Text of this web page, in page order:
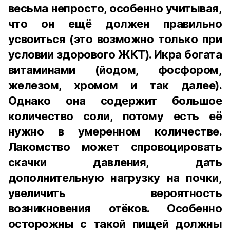
весьма непросто, особенно учитывая,
что он ещё должен правильно
усвоиться (это возможно только при
условии здорового ЖКТ). Икра богата
витаминами (йодом, фосфором,
железом, хромом и так далее).
Однако она содержит большое
количество соли, потому есть её
нужно в умеренном количестве.
Лакомство может спровоцировать
скачки давления, дать
дополнительную нагрузку на почки,
увеличить вероятность
возникновения отёков. Особенно
осторожны с такой пищей должны